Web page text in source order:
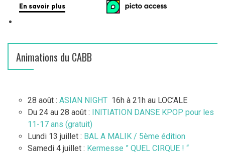
Animations du CABB
28 août : ASIAN NIGHT 16h à 21h au LOC’ALE
Du 24 au 28 août :
INITIATION DANSE KPOP pour les
11-17 ans (gratuit)
Lundi 13 juillet : BAL A MALIK / 5ème édition
Samedi 4 juillet : Kermesse ” QUEL CIRQUE ! “